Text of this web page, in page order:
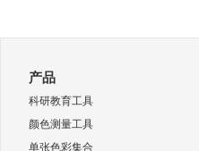
产品
科研教育工具
颜色测量工具
单张色彩集合